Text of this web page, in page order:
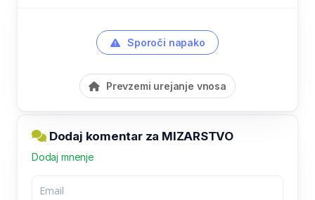
Sporoči napako
Prevzemi urejanje vnosa
Dodaj komentar za MIZARSTVO
Dodaj mnenje